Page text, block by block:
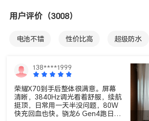
用户评价 （3008）
电池不错 性价比高 超级防水
音质很好
活动给力 服务好
138****1999
荣耀X70到手后整体很满意。屏幕
清晰，3840Hz调光看着舒服，续航
挺顶，日常用一天半没问题，80W
快充回血也快。骁龙6 Gen4跑日常